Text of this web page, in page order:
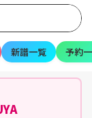
新譜一覧 予約